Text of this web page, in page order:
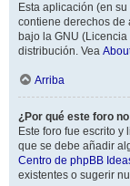
Esta aplicación (en
contiene derechos de
bajo la GNU
distribución. Vea
Arriba
¿Por qué este foro
Este foro fue escrito
que se debe añadir
Centro de phpBB
existentes o sugerir